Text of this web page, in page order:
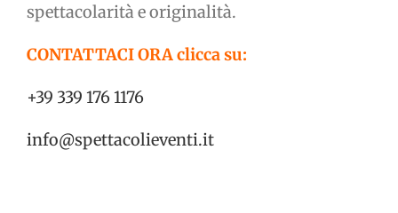
spettacolarità e originalità.
CONTATTACI ORA clicca su:
+39 339 176 1176
info@spettacolieventi.it